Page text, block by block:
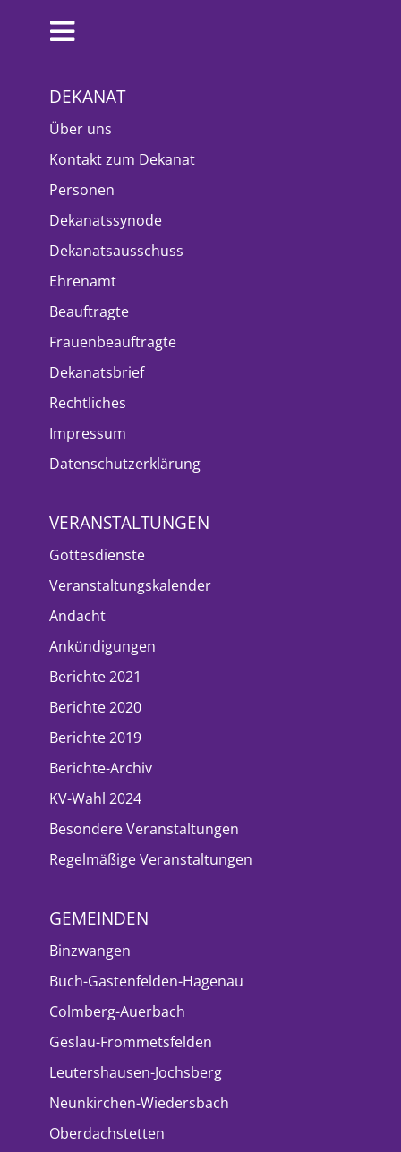
DEKANAT
Über uns
Kontakt zum Dekanat
Personen
Dekanatssynode
Dekanatsausschuss
Ehrenamt
Beauftragte
Frauenbeauftragte
Dekanatsbrief
Rechtliches
Impressum
Datenschutzerklärung
VERANSTALTUNGEN
Gottesdienste
Veranstaltungskalender
Andacht
Ankündigungen
Berichte 2021
Berichte 2020
Berichte 2019
Berichte-Archiv
KV-Wahl 2024
Besondere Veranstaltungen
Regelmäßige Veranstaltungen
GEMEINDEN
Binzwangen
Buch-Gastenfelden-Hagenau
Colmberg-Auerbach
Geslau-Frommetsfelden
Leutershausen-Jochsberg
Neunkirchen-Wiedersbach
Oberdachstetten